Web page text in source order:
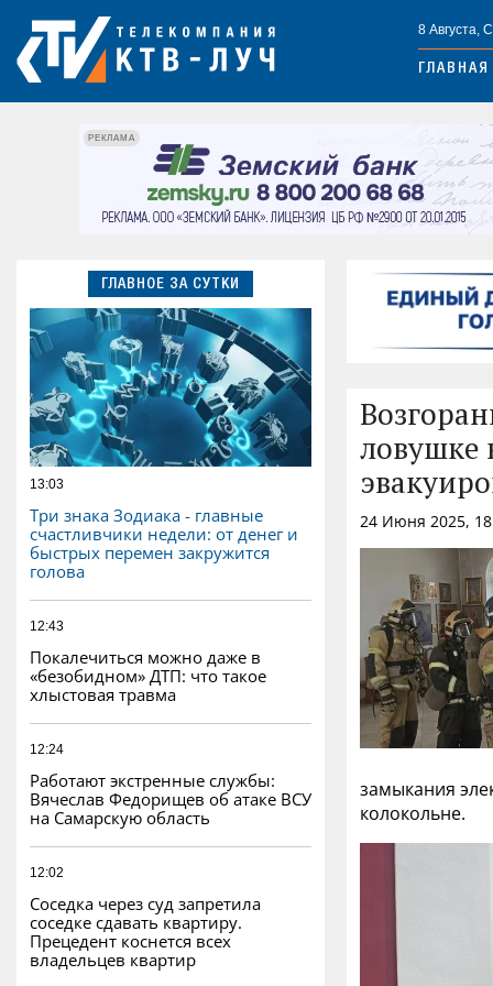
8 Августа,
ГЛАВНАЯ
РЕКЛАМА
ГЛАВНОЕ ЗА СУТКИ
13:03
Три знака Зодиака - главные
счастливчики недели: от денег и
быстрых перемен закружится
голова
12:43
Покалечиться можно даже в
«безобидном» ДТП: что такое
хлыстовая травма
12:24
Работают экстренные службы:
Вячеслав Федорищев об атаке ВСУ
на Самарскую область
12:02
Соседка через суд запретила
соседке сдавать квартиру.
Прецедент коснется всех
владельцев квартир
ловушке
24 Июня 2025,
замыкания
колокольне.